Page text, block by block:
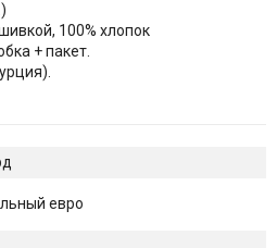
100% хлопок
+ пакет.
евро